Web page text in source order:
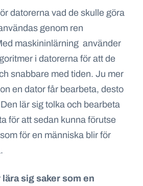
datorerna vad de skulle göra
genom ren
maskininlärning använder
i datorerna för att de
snabbare med tiden. Ju mer
en dator får bearbeta, desto
lär sig tolka och bearbeta
för att sedan kunna förutse
för en människa blir för
sig saker som en